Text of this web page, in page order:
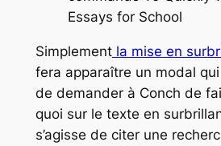
Simplementla mise en
fera apparaître un modal
de demander à Conch de
quoi sur le texte en
s’agisse de citer une